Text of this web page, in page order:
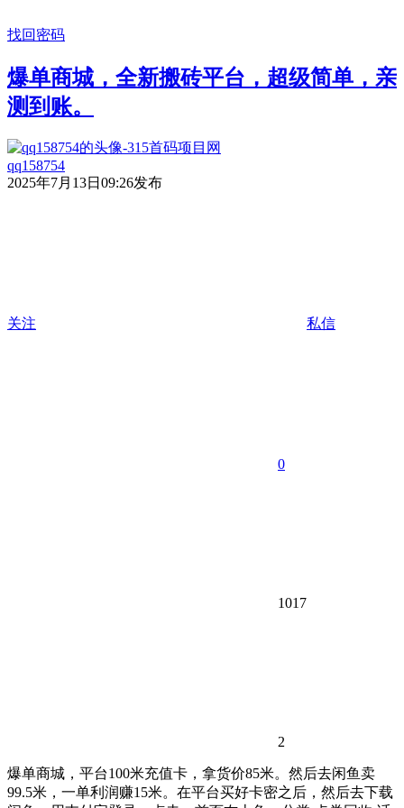
找回密码
爆单商城，全新搬砖平台，超级简单，亲
测到账。
qq158754
2025年7月13日09:26发布
关注 私信
0
1017
2
爆单商城，平台100米充值卡，拿货价85米。然后去闲鱼卖
99.5米，一单利润赚15米。在平台买好卡密之后，然后去下载